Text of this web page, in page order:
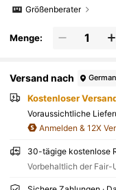
Größenberater
Menge:
Versand nach
Kostenloser
Voraussichtliche
Anmelden & 12X
30-tägige kostenlose
Vorbehaltlich der